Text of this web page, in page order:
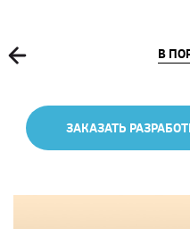
В
ЗАКАЗАТЬ